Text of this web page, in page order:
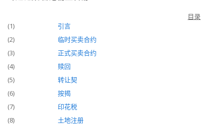
目录
(1)
引言
(2)
临时买卖合约
(3)
正式买卖合约
(4)
赎回
(5)
转让契
(6)
按揭
(7)
印花税
(8)
土地注册